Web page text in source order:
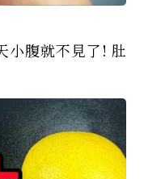
小腹就不見了! 肚